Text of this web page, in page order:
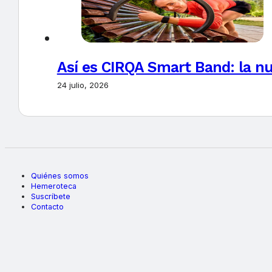
Así es CIRQA Smart Band: la
24 julio, 2026
Quiénes somos
Hemeroteca
Suscríbete
Contacto